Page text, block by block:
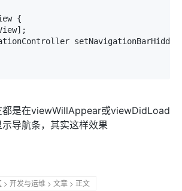
{
都是在viewWillAppear或viewDidLoad
导航条，其实这样效果
> 开发与运维 > 文章 > 正文